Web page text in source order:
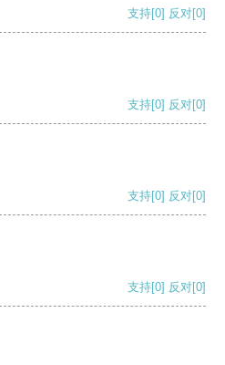
支持[0] 反对[0]
支持[0] 反对[0]
支持[0] 反对[0]
支持[0] 反对[0]